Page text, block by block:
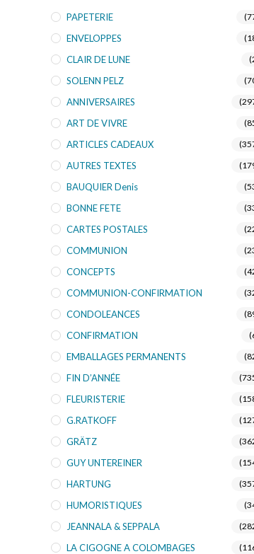
PAPETERIE
ENVELOPPES
CLAIR DE LUNE
SOLENN PELZ
ANNIVERSAIRES
ART DE VIVRE
ARTICLES CADEAUX
AUTRES TEXTES
BAUQUIER Denis
BONNE FETE
CARTES POSTALES
COMMUNION
CONCEPTS
COMMUNION-CONFIRMATION
CONDOLEANCES
CONFIRMATION
EMBALLAGES PERMANENTS
FIN D’ANNÉE
FLEURISTERIE
G.RATKOFF
GRÄTZ
GUY UNTEREINER
HARTUNG
HUMORISTIQUES
JEANNALA & SEPPALA
LA CIGOGNE A COLOMBAGES